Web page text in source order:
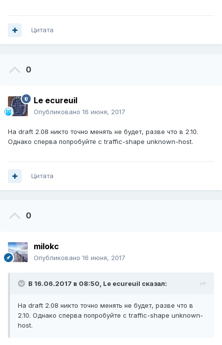
Цитата
0
Le ecureuil
Опубликовано 16 июня, 2017
На draft 2.08 никто точно менять не будет, разве что в 2.10.
Однако сперва попробуйте с traffic-shape unknown-host.
Цитата
0
milokc
Опубликовано 16 июня, 2017
В 16.06.2017 в 08:50, Le ecureuil сказал:
На draft 2.08 никто точно менять не будет, разве что в
2.10. Однако сперва попробуйте с traffic-shape unknown-
host.